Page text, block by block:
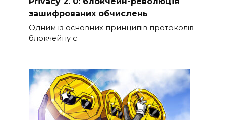
зашифрованих обчислень
Одним із основних принципів протоколів
блокчейну є